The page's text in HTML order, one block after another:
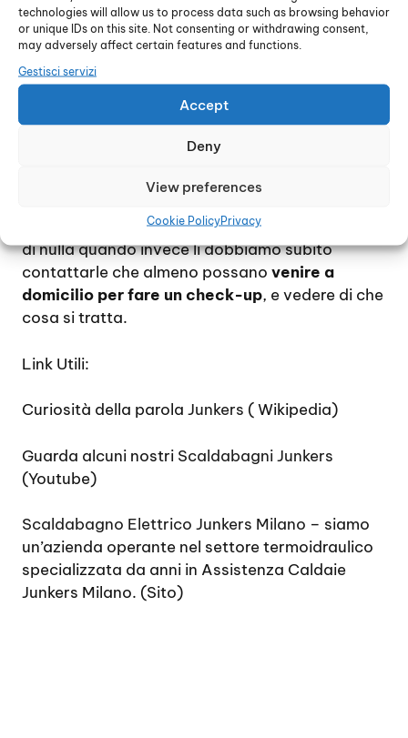
technologies will allow us to process data such as browsing behavior
or unique IDs on this site. Not consenting or withdrawing consent,
may adversely affect certain features and functions.
Gestisci servizi
Accept
Deny
View preferences
Cookie PolicyPrivacy
consigli anche su comeevitare di sprecare
combustibilee quindi quali sono i segreti da
questo punto di vista perché di sicuro li
conosceranno semplicemente perché
conosceranno il nostro modello di caldaia a
Di sicuro non dobbiamo essere superficiali Nel
qualche segnale d’allarme e noi facciamo finta
di nulla quando invece li dobbiamo subito
contattarle che almeno possano venire a
domicilio per fare un check-up, e vedere di che
cosa si tratta.
Link Utili:
Curiosità della parola Junkers ( Wikipedia)
Guarda alcuni nostri Scaldabagni Junkers
(Youtube)
Scaldabagno Elettrico Junkers Milano – siamo
un’azienda operante nel settore termoidraulico
specializzata da anni in Assistenza Caldaie
Junkers Milano. (Sito)